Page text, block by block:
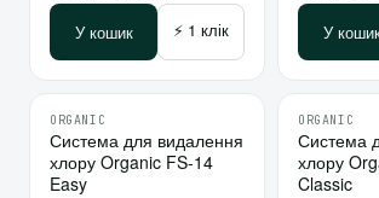
У кошик ⚡ 1 клік У
10
ORGANIC
Система для видалення
хлору Organic FS-14
Easy
10
ORGANIC
Система
хлору
Classic